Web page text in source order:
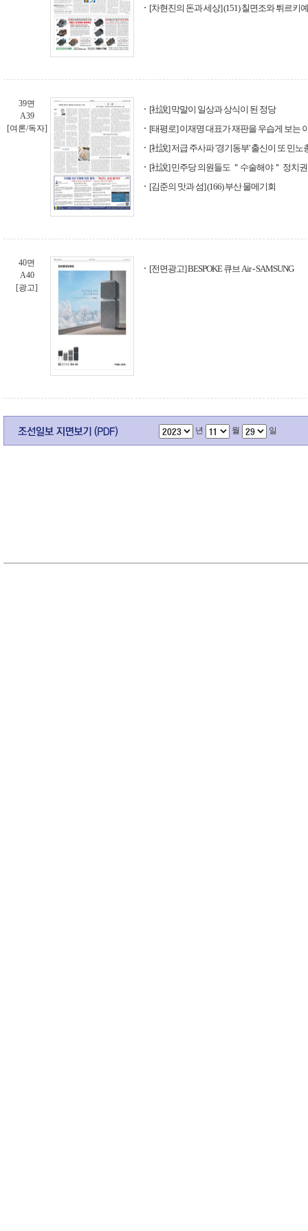
[차현진의 돈과 세상] (151) 칠면조와 튀르키예
39면
A39
[여론/독자]
[社說] 막말이 일상과 상식이 된 정당
[태평로] 이재명 대표가 재판을 우습게 보는
[社說] 저급 주사파 '경기동부' 출신이 또 민노
[社說] 민주당 의원들도 ＂수술해야＂ 정치
[김준의 맛과 섬] (166) 부산 물메기회
40면
A40
[광고]
[전면광고] BESPOKE 큐브 Air - SAMSUNG
년 월 일